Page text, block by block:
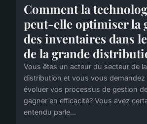
Comment la
peut-elle optimiser la
des inventaires dans
de la grande
Vous êtes un acteur du secteur de
distribution et vous vous demandez
évoluer vos processus de gestion
gagner en efficacité? Vous avez
entendu parle...